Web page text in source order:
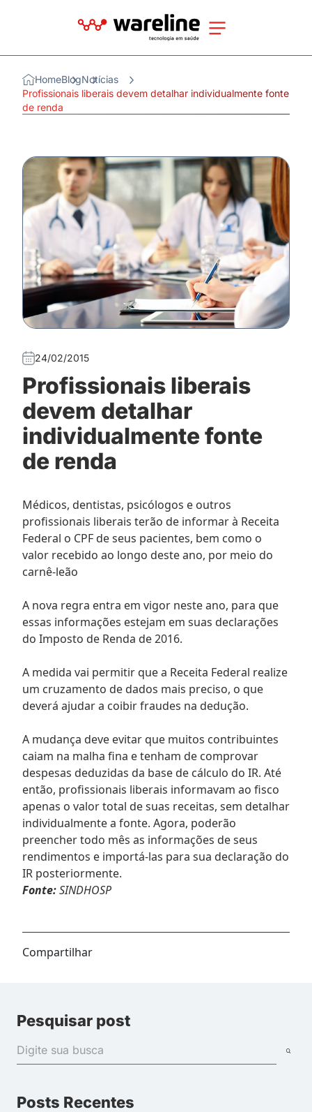
HomeBlogNotícias
Profissionais liberais devem detalhar individualmente fonte
de renda
24/02/2015
Profissionais liberais
devem detalhar
individualmente fonte
de renda
Médicos, dentistas, psicólogos e outros
profissionais liberais terão de informar à Receita
Federal o CPF de seus pacientes, bem como o
valor recebido ao longo deste ano, por meio do
carnê-leão
A nova regra entra em vigor neste ano, para que
essas informações estejam em suas declarações
do Imposto de Renda de 2016.
A medida vai permitir que a Receita Federal realize
um cruzamento de dados mais preciso, o que
deverá ajudar a coibir fraudes na dedução.
A mudança deve evitar que muitos contribuintes
caiam na malha fina e tenham de comprovar
despesas deduzidas da base de cálculo do IR. Até
então, profissionais liberais informavam ao fisco
apenas o valor total de suas receitas, sem detalhar
individualmente a fonte. Agora, poderão
preencher todo mês as informações de seus
rendimentos e importá-las para sua declaração do
IR posteriormente.
Fonte:SINDHOSP
Compartilhar
Pesquisar post
Posts Recentes